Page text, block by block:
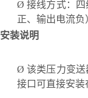
Ø接线方式：
正、输出电流负
安装说明
Ø该类压力变
接口可直接安装